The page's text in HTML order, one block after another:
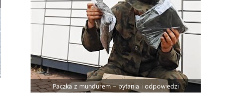
Paczka z mundurem – pytania i odpowiedzi